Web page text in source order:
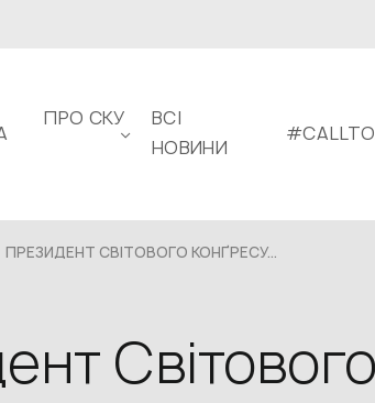
ПРО СКУ
ВСІ
НОВИНИ
ПРЕЗИДЕНТ СВІТОВОГО КОНҐРЕСУ...